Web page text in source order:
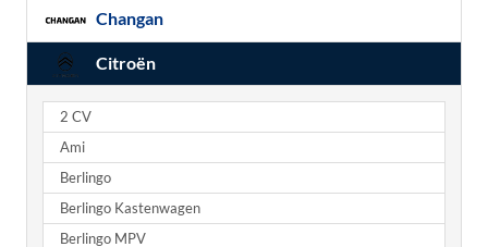
Changan
Citroën
2 CV
Ami
Berlingo
Berlingo Kastenwagen
Berlingo MPV